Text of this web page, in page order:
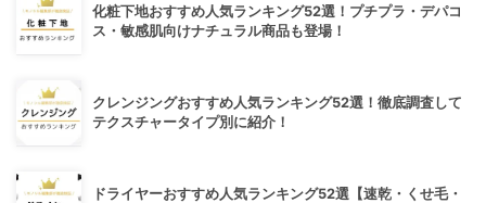
化粧下地おすすめ人気ランキング52選！プチプラ・デパコ
ス・敏感肌向けナチュラル商品も登場！
クレンジングおすすめ人気ランキング52選！徹底調査して
テクスチャータイプ別に紹介！
ドライヤーおすすめ人気ランキング52選【速乾・くせ毛・